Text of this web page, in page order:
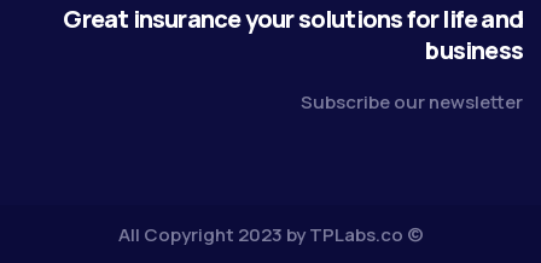
Great insurance your solutions for life and
business
Subscribe our newsletter
© All Copyright 2023 by
TPLabs.co